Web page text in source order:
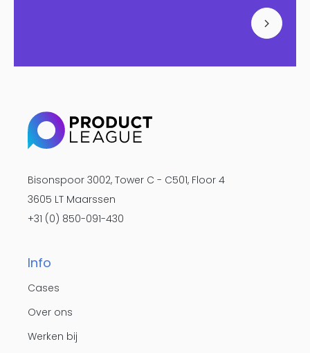
Bisonspoor 3002, Tower C - C501, Floor 4
3605 LT Maarssen
+31 (0) 850-091-430
Info
Cases
Over ons
Werken bij